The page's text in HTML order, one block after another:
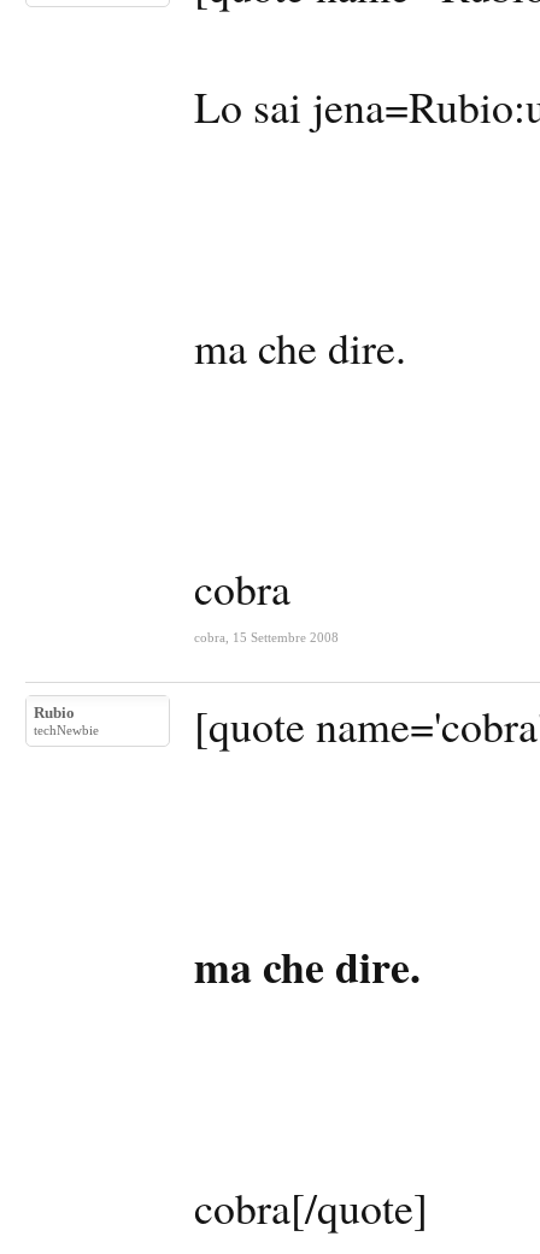
Lo sai
ma che dire.
cobra
cobra 15 Settembre 2008
Rubio
techNewbie [quote
ma che dire.
cobra[/quote]